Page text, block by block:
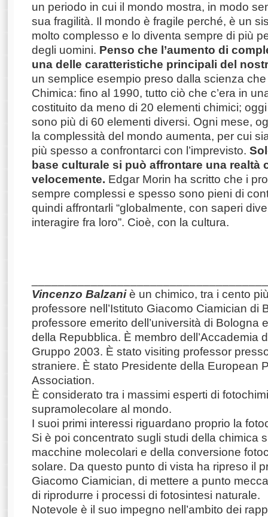
un periodo in cui il mondo mostra, in modo
sua fragilità. Il mondo è fragile perché, è un
molto complesso e lo diventa sempre di più
degli uomini. Penso che l’aumento di
una delle caratteristiche principali del
un semplice esempio preso dalla scienza
Chimica: fino al 1990, tutto ciò che c’era in
costituito da meno di 20 elementi chimici;
sono più di 60 elementi diversi. Ogni mese,
la complessità del mondo aumenta, per cui
più spesso a confrontarci con l’imprevisto.
base culturale si può affrontare una realtà
velocemente. Edgar Morin ha scritto che i
sempre complessi e spesso sono pieni di
quindi affrontarli “globalmente, con saperi
interagire fra loro”. Cioè, con la cultura.
Vincenzo Balzaniè un chimico, tra i cento
professore nell’Istituto Giacomo Ciamician di
professore emerito dell’università di Bologna
della Repubblica. È membro dell’Accademia
Gruppo 2003. È stato visiting professor
straniere. È stato Presidente della European
Association.
È considerato tra i massimi esperti di
supramolecolare al mondo.
I suoi primi interessi riguardano proprio la
Si è poi concentrato sugli studi della chimica
macchine molecolari e della conversione
solare. Da questo punto di vista ha ripreso il
Giacomo Ciamician, di mettere a punto
di riprodurre i processi di fotosintesi naturale.
Notevole è il suo impegno nell’ambito dei